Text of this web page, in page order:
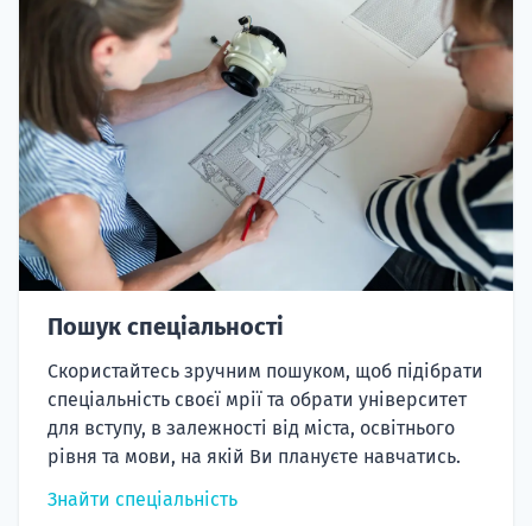
Пошук спеціальності
Скористайтесь зручним пошуком, щоб підібрати
спеціальність своєї мрії та обрати університет
для вступу, в залежності від міста, освітнього
рівня та мови, на якій Ви плануєте навчатись.
Знайти спеціальність